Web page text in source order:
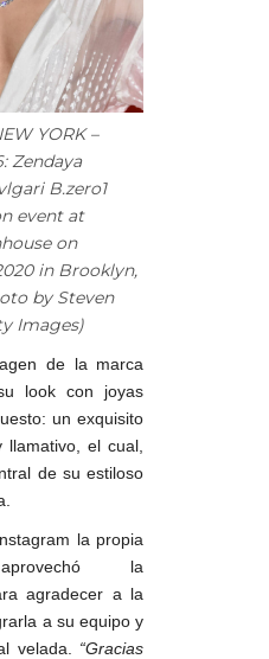
YORK –
Zendaya
B.zero1
event at
on
in Brooklyn,
by Steven
Images)
de la marca
look con joyas
un exquisito
llamativo, el cual,
de su estiloso
la propia
la
agradecer a la
a su equipo y
velada. “Gracias